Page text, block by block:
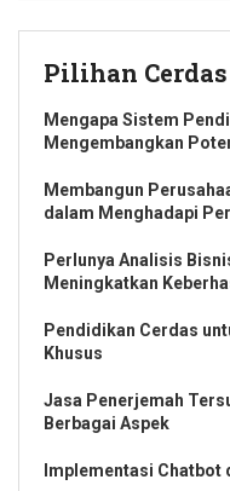
Pilihan Cerdas
Mengapa Sistem
Mengembangkan
Membangun
dalam Menghadapi
Perlunya Analisis
Meningkatkan
Pendidikan Cerdas
Khusus
Jasa Penerjemah
Berbagai Aspek
Implementasi Chatbot